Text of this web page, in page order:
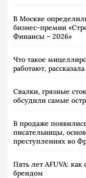
В Москве
бизнес-премии
Финансы – 2026»
Что такое
работают,
Свалки, грязные
обсудили самые
В продаже
писательницы,
преступлениях во
Пять лет AFUVA:
брендом